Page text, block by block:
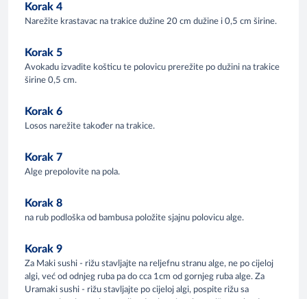
Korak 4
Narežite krastavac na trakice dužine 20 cm dužine i 0,5 cm širine.
Korak 5
Avokadu izvadite košticu te polovicu prerežite po dužini na trakice
širine 0,5 cm.
Korak 6
Losos narežite također na trakice.
Korak 7
Alge prepolovite na pola.
Korak 8
na rub podloška od bambusa položite sjajnu polovicu alge.
Korak 9
Za Maki sushi - rižu stavljajte na reljefnu stranu alge, ne po cijeloj
algi, već od odnjeg ruba pa do cca 1cm od gornjeg ruba alge. Za
Uramaki sushi - rižu stavljajte po cijeloj algi, pospite rižu sa